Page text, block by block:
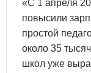
«С 1 апреля
повысили
простой
около 35
школ уже